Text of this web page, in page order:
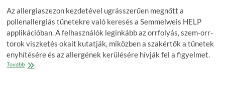
Az allergiaszezon kezdetével ugrásszerűen megnőtt a
pollenallergiás tünetekre való keresés a Semmelweis HELP
applikációban. A felhasználók leginkább az orrfolyás, szem-orr-
torok viszketés okait kutatják, miközben a szakértők a tünetek
enyhítésére és az allergének kerülésére hívják fel a figyelmet.
TovábbMegkezdődött